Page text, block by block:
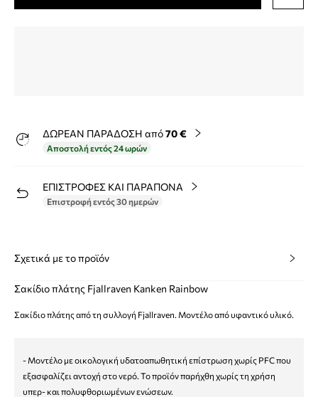
ΔΩΡΕΑΝ ΠΑΡΑΔΟΣΗ από70 €
Αποστολή εντός 24 ωρών
ΕΠΙΣΤΡΟΦΕΣ ΚΑΙ ΠΑΡΑΠΟΝΑ
Επιστροφή εντός 30 ημερών
Σχετικά με το προϊόν
Σακίδιο πλάτης Fjallraven Kanken Rainbow
Σακίδιο πλάτης από τη συλλογή Fjallraven. Μοντέλο από υφαντικό υλικό.
- Μοντέλο με οικολογική υδατοαπωθητική επίστρωση χωρίς PFC που
εξασφαλίζει αντοχή στο νερό. Το προϊόν παρήχθη χωρίς τη χρήση
υπερ- και πολυφθοριωμένων ενώσεων.